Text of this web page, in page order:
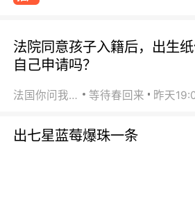
法院同意孩子入籍后，出生
自己申请吗？
法国你问我答 等待春回来 昨天
出七星蓝莓爆珠一条